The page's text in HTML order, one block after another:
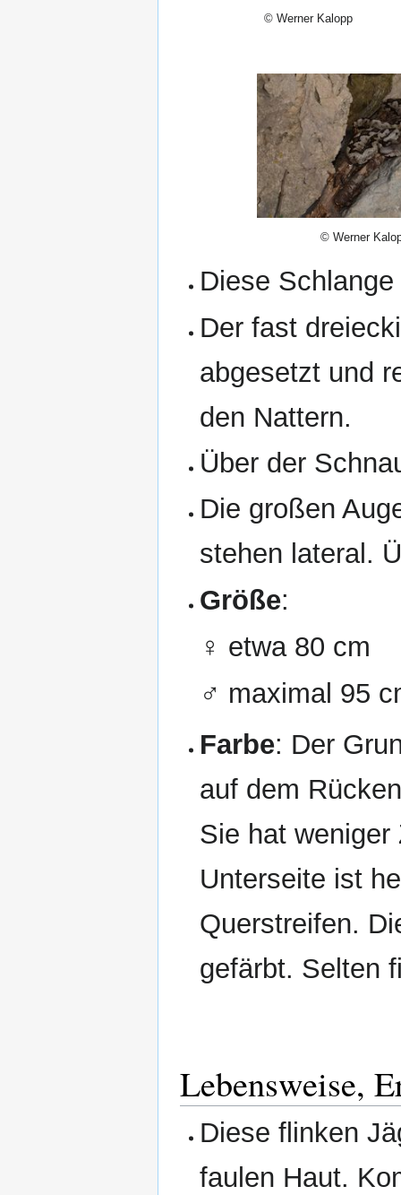
© Werner Kalopp
© Werner
Diese
Der fast
abgesetzt und
den Nattern.
Über der
Die großen
stehen lateral.
Größe:
♀ etwa 80 cm
♂ maximal 95
Farbe: Der
auf dem
Sie hat
Unterseite ist
Querstreifen.
gefärbt. Selten
Lebensweise,
Diese flinken
faulen Haut.